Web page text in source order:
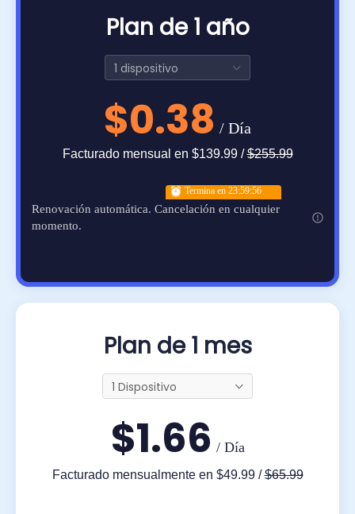
Plan de 1 mes
1 Dispositivo
$1.66 / Día
Facturado mensualmenteen $49.99/$65.99
Plan de 1 año
1 dispositivo
$0.38 / Día
Facturado mensual en $139.99/$255.99
Termina en 23:59:55
Renovación automática. Cancelación en cualquier
momento.